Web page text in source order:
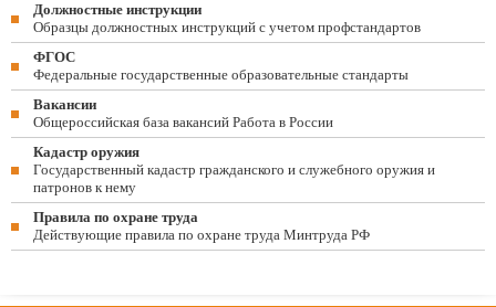
Должностные инструкции
Образцы должностных инструкций с учетом профстандартов
ФГОС
Федеральные государственные образовательные стандарты
Вакансии
Общероссийская база вакансий Работа в России
Кадастр оружия
Государственный кадастр гражданского и служебного оружия и
патронов к нему
Правила по охране труда
Действующие правила по охране труда Минтруда РФ